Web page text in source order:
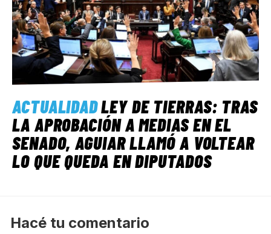
ACTUALIDADLEY DE TIERRAS: TRAS
LA APROBACIÓN A MEDIAS EN EL
SENADO, AGUIAR LLAMÓ A VOLTEAR
LO QUE QUEDA EN DIPUTADOS
Hacé tu comentario